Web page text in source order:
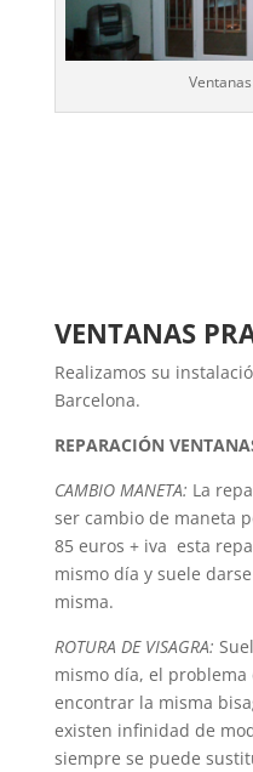
VENTANAS
Realizamos su
Barcelona.
REPARACIÓN
CAMBIO MANETA: La
ser cambio de maneta
85 euros + iva esta
mismo día y suele
misma.
ROTURA DE VISAGRA:
mismo día, el problema
encontrar la misma
existen infinidad de
siempre se puede